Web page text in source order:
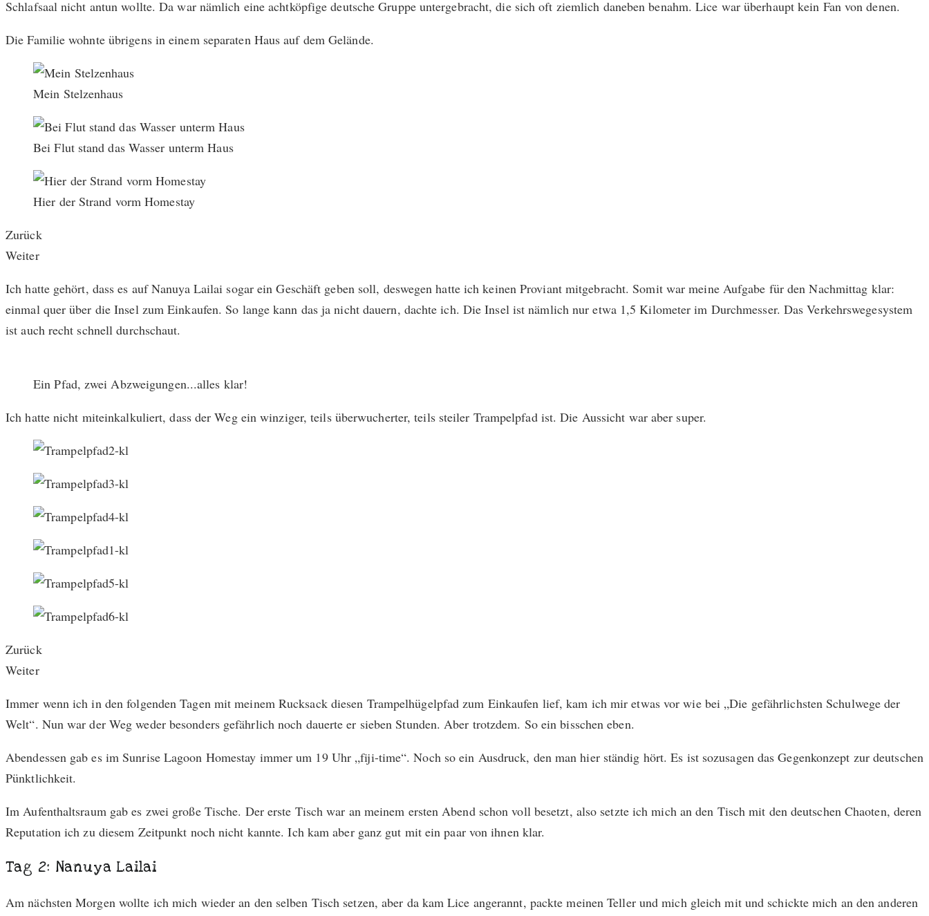
Schlafsaal nicht antun wollte. Da war nämlich eine achtköpfige deutsche Gruppe untergebracht, die sich oft ziemlich daneben benahm. Lice war überhaupt kein Fan von denen.
Die Familie wohnte übrigens in einem separaten Haus auf dem Gelände.
Mein Stelzenhaus
Bei Flut stand das Wasser unterm Haus
Hier der Strand vorm Homestay
Zurück
Weiter
Ich hatte gehört, dass es auf Nanuya Lailai sogar ein Geschäft geben soll, deswegen hatte ich keinen Proviant mitgebracht. Somit war meine Aufgabe für den Nachmittag klar:
einmal quer über die Insel zum Einkaufen. So lange kann das ja nicht dauern, dachte ich. Die Insel ist nämlich nur etwa 1,5 Kilometer im Durchmesser. Das Verkehrswegesystem
ist auch recht schnell durchschaut.
Ein Pfad, zwei Abzweigungen...alles klar!
Ich hatte nicht miteinkalkuliert, dass der Weg ein winziger, teils überwucherter, teils steiler Trampelpfad ist. Die Aussicht war aber super.
Zurück
Weiter
Immer wenn ich in den folgenden Tagen mit meinem Rucksack diesen Trampelhügelpfad zum Einkaufen lief, kam ich mir etwas vor wie bei „Die gefährlichsten Schulwege der
Welt“. Nun war der Weg weder besonders gefährlich noch dauerte er sieben Stunden. Aber trotzdem. So ein bisschen eben.
Abendessen gab es im Sunrise Lagoon Homestay immer um 19 Uhr „fiji-time“. Noch so ein Ausdruck, den man hier ständig hört. Es ist sozusagen das Gegenkonzept zur deutschen
Pünktlichkeit.
Im Aufenthaltsraum gab es zwei große Tische. Der erste Tisch war an meinem ersten Abend schon voll besetzt, also setzte ich mich an den Tisch mit den deutschen Chaoten, deren
Reputation ich zu diesem Zeitpunkt noch nicht kannte. Ich kam aber ganz gut mit ein paar von ihnen klar.
Tag 2: Nanuya Lailai
Am nächsten Morgen wollte ich mich wieder an den selben Tisch setzen, aber da kam Lice angerannt, packte meinen Teller und mich gleich mit und schickte mich an den anderen